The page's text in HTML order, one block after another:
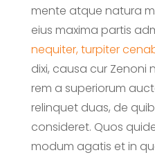
mente atque natura
eius maxima partis
nequiter, turpiter
dixi, causa cur Zenoni
rem a superiorum
relinquet duas, de
consideret. Quos
modum agatis et in